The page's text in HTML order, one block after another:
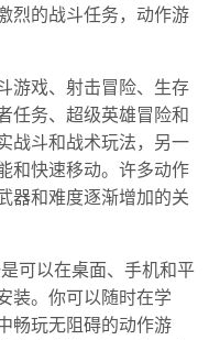
烈的战斗任务，动作游
游戏、射击冒险、生存
任务、超级英雄冒险和
战斗和战术玩法，另一
和快速移动。许多动作
器和难度逐渐增加的关
可以在桌面、手机和平
装。你可以随时在学
畅玩无阻碍的动作游